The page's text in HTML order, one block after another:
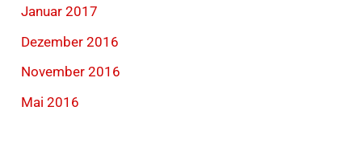
Januar 2017
Dezember 2016
November 2016
Mai 2016